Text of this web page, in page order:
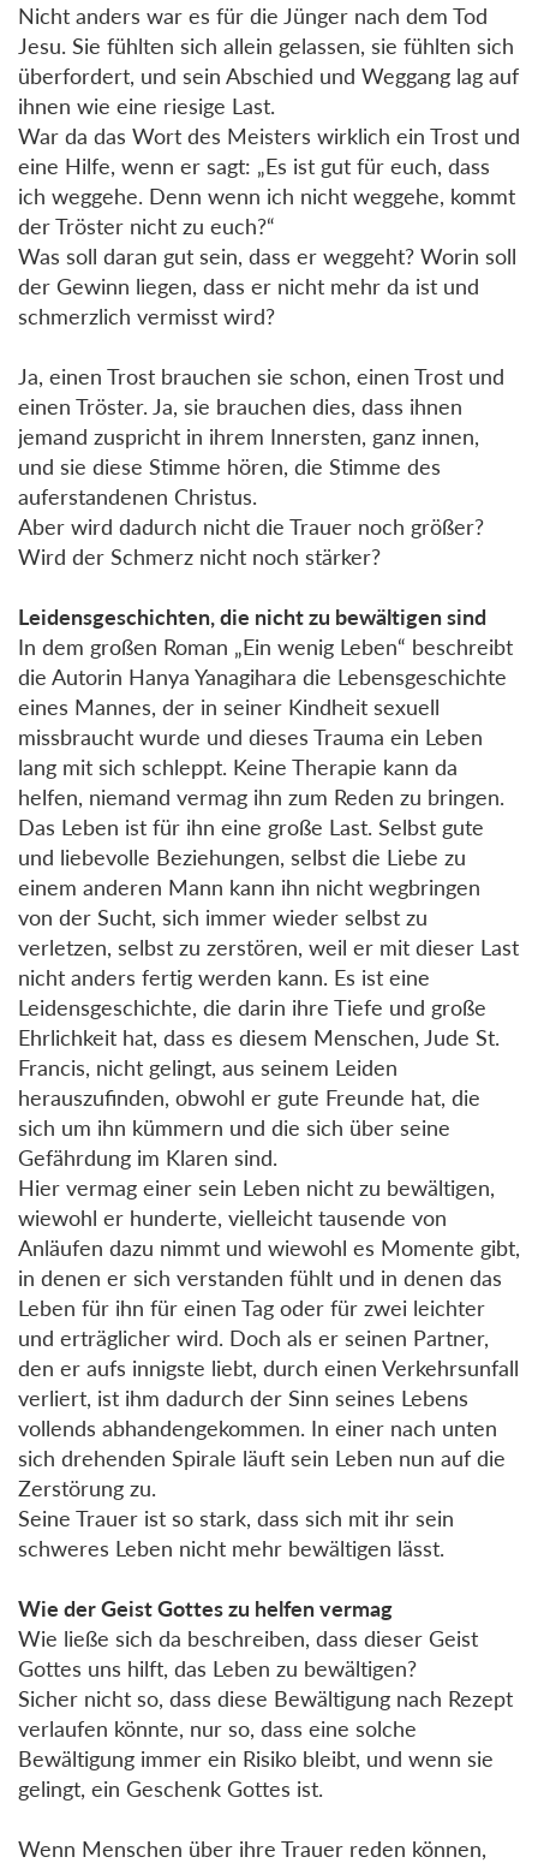
Nicht anders war es für die Jünger nach dem Tod
Jesu. Sie fühlten sich allein gelassen, sie fühlten sich
überfordert, und sein Abschied und Weggang lag auf
ihnen wie eine riesige Last.
War da das Wort des Meisters wirklich ein Trost und
eine Hilfe, wenn er sagt: „Es ist gut für euch, dass
ich weggehe. Denn wenn ich nicht weggehe, kommt
der Tröster nicht zu euch?“
Was soll daran gut sein, dass er weggeht? Worin soll
der Gewinn liegen, dass er nicht mehr da ist und
schmerzlich vermisst wird?
Ja, einen Trost brauchen sie schon, einen Trost und
einen Tröster. Ja, sie brauchen dies, dass ihnen
jemand zuspricht in ihrem Innersten, ganz innen,
und sie diese Stimme hören, die Stimme des
auferstandenen Christus.
Aber wird dadurch nicht die Trauer noch größer?
Wird der Schmerz nicht noch stärker?
Leidensgeschichten, die nicht zu bewältigen sind
In dem großen Roman „Ein wenig Leben“ beschreibt
die Autorin Hanya Yanagihara die Lebensgeschichte
eines Mannes, der in seiner Kindheit sexuell
missbraucht wurde und dieses Trauma ein Leben
lang mit sich schleppt. Keine Therapie kann da
helfen, niemand vermag ihn zum Reden zu bringen.
Das Leben ist für ihn eine große Last. Selbst gute
und liebevolle Beziehungen, selbst die Liebe zu
einem anderen Mann kann ihn nicht wegbringen
von der Sucht, sich immer wieder selbst zu
verletzen, selbst zu zerstören, weil er mit dieser Last
nicht anders fertig werden kann. Es ist eine
Leidensgeschichte, die darin ihre Tiefe und große
Ehrlichkeit hat, dass es diesem Menschen, Jude St.
Francis, nicht gelingt, aus seinem Leiden
herauszufinden, obwohl er gute Freunde hat, die
sich um ihn kümmern und die sich über seine
Gefährdung im Klaren sind.
Hier vermag einer sein Leben nicht zu bewältigen,
wiewohl er hunderte, vielleicht tausende von
Anläufen dazu nimmt und wiewohl es Momente gibt,
in denen er sich verstanden fühlt und in denen das
Leben für ihn für einen Tag oder für zwei leichter
und erträglicher wird. Doch als er seinen Partner,
den er aufs innigste liebt, durch einen Verkehrsunfall
verliert, ist ihm dadurch der Sinn seines Lebens
vollends abhandengekommen. In einer nach unten
sich drehenden Spirale läuft sein Leben nun auf die
Zerstörung zu.
Seine Trauer ist so stark, dass sich mit ihr sein
schweres Leben nicht mehr bewältigen lässt.
Wie der Geist Gottes zu helfen vermag
Wie ließe sich da beschreiben, dass dieser Geist
Gottes uns hilft, das Leben zu bewältigen?
Sicher nicht so, dass diese Bewältigung nach Rezept
verlaufen könnte, nur so, dass eine solche
Bewältigung immer ein Risiko bleibt, und wenn sie
gelingt, ein Geschenk Gottes ist.
Wenn Menschen über ihre Trauer reden können,